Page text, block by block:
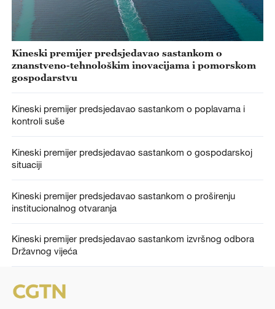
Kineski premijer predsjedavao sastankom o
znanstveno-tehnološkim inovacijama i pomorskom
gospodarstvu
Kineski premijer predsjedavao sastankom o poplavama i
kontroli suše
Kineski premijer predsjedavao sastankom o gospodarskoj
situaciji
Kineski premijer predsjedavao sastankom o proširenju
institucionalnog otvaranja
Kineski premijer predsjedavao sastankom izvršnog odbora
Državnog vijeća